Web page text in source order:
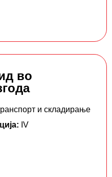
во
и складирање
IV